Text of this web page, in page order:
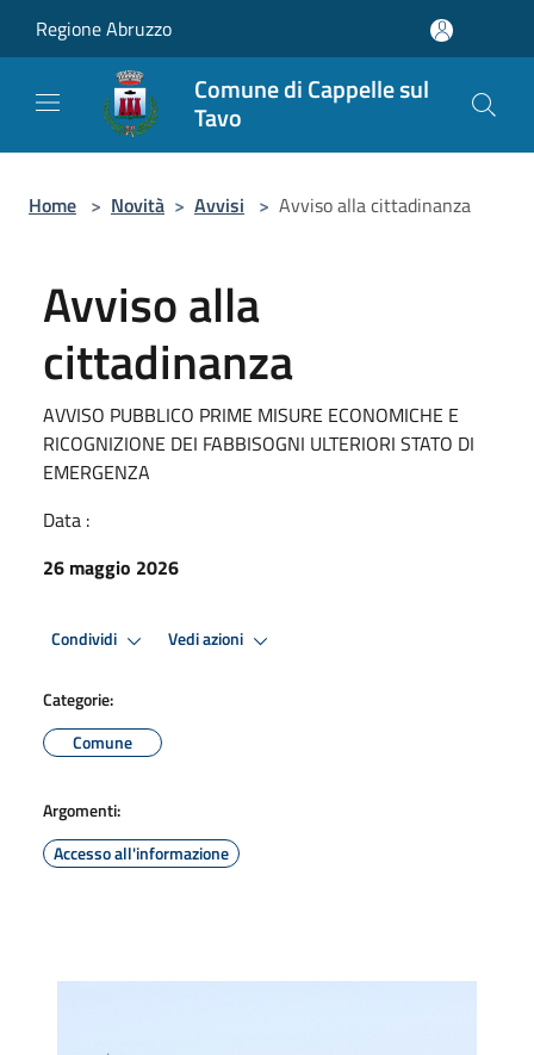
Regione Abruzzo
Comune di Cappelle sul
Tavo
Home > Novità > Avvisi > Avviso alla cittadinanza
Avviso alla
cittadinanza
AVVISO PUBBLICO PRIME MISURE ECONOMICHE E
RICOGNIZIONE DEI FABBISOGNI ULTERIORI STATO DI
EMERGENZA
Data :
26 maggio 2026
Condividi Vedi azioni
Categorie:
Comune
Argomenti:
Accesso all'informazione